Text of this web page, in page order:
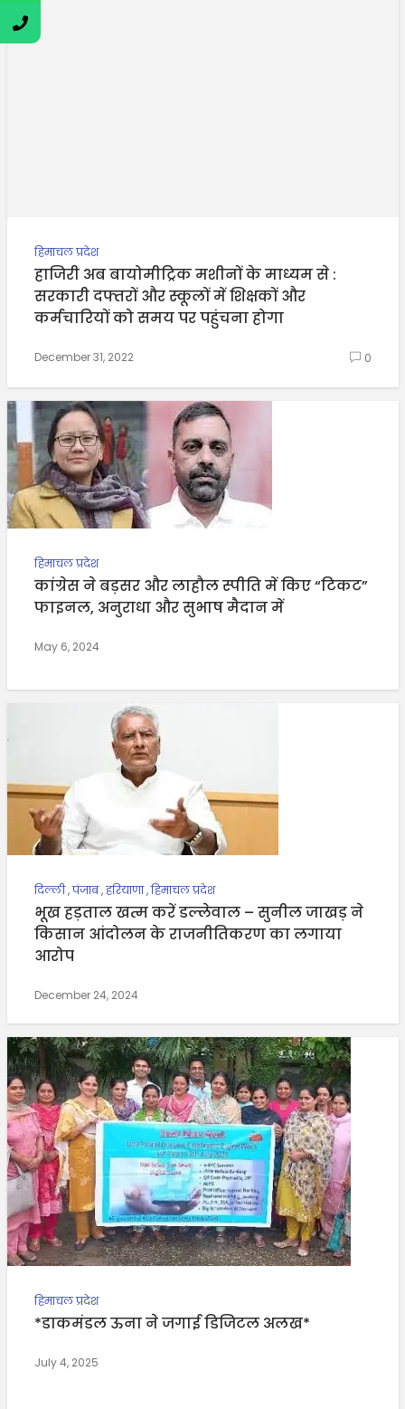
हिमाचल प्रदेश
हाजिरी अब बायोमीट्रिक मशीनों के माध्यम से :
सरकारी दफ्तरों और स्कूलों में शिक्षकों और
कर्मचारियों को समय पर पहुंचना होगा
December 31, 2022 0
हिमाचल प्रदेश
कांग्रेस ने बड़सर और लाहौल स्पीति में किए “टिकट”
फाइनल, अनुराधा और सुभाष मैदान में
May 6, 2024
दिल्ली,पंजाब,हरियाणा,हिमाचल प्रदेश
भूख हड़ताल खत्म करें डल्लेवाल – सुनील जाखड़ ने
किसान आंदोलन के राजनीतिकरण का लगाया
आरोप
December 24, 2024
हिमाचल प्रदेश
*डाकमंडल ऊना ने जगाई डिजिटल अलख*
July 4, 2025